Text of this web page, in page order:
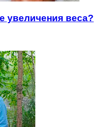
увеличения веса?